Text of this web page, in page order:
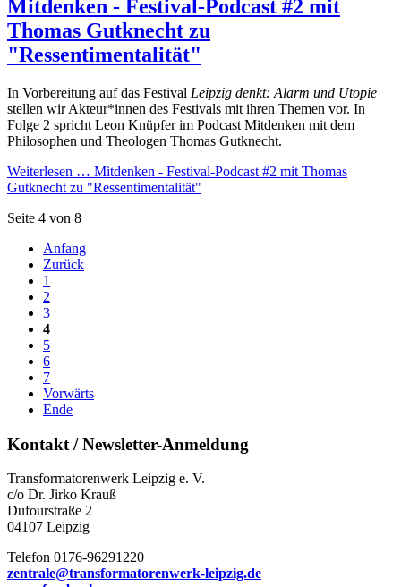
Mitdenken - Festival-Podcast #2 mit
Thomas Gutknecht zu
"Ressentimentalität"
In Vorbereitung auf das Festival Leipzig denkt: Alarm und Utopie
stellen wir Akteur*innen des Festivals mit ihren Themen vor. In
Folge 2 spricht Leon Knüpfer im Podcast Mitdenken mit dem
Philosophen und Theologen Thomas Gutknecht.
Weiterlesen … Mitdenken - Festival-Podcast #2 mit Thomas
Gutknecht zu "Ressentimentalität"
Seite 4 von 8
Anfang
Zurück
1
2
3
4
5
6
7
Vorwärts
Ende
Kontakt / Newsletter-Anmeldung
Transformatorenwerk Leipzig e. V.
c/o Dr. Jirko Krauß
Dufourstraße 2
04107 Leipzig
Telefon 0176-96291220
zentrale@transformatorenwerk-leipzig.de